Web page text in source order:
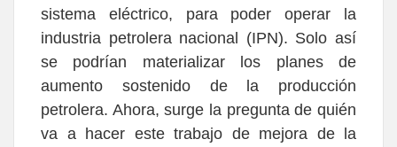
sistema eléctrico, para poder operar la
industria petrolera nacional (IPN). Solo así
se podrían materializar los planes de
aumento sostenido de la producción
petrolera. Ahora, surge la pregunta de quién
va a hacer este trabajo de mejora de la